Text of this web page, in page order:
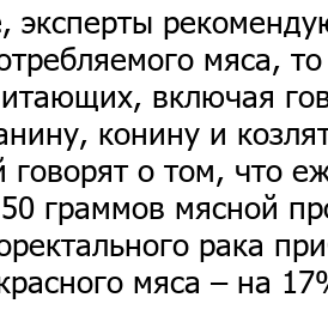
мяса,
включая
конину и
говорят о том, что
граммов мясной
рака
мяса – на